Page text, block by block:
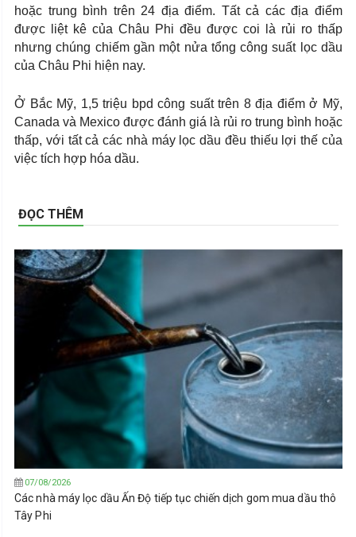
hoặc trung bình trên 24 địa điểm. Tất cả các địa điểm
được liệt kê của Châu Phi đều được coi là rủi ro thấp
nhưng chúng chiếm gần một nửa tổng công suất lọc dầu
của Châu Phi hiện nay.
Ở Bắc Mỹ, 1,5 triệu bpd công suất trên 8 địa điểm ở Mỹ,
Canada và Mexico được đánh giá là rủi ro trung bình hoặc
thấp, với tất cả các nhà máy lọc dầu đều thiếu lợi thế của
việc tích hợp hóa dầu.
ĐỌC THÊM
07/08/2026
Các nhà máy lọc dầu Ấn Độ tiếp tục chiến dịch gom mua dầu thô
Tây Phi